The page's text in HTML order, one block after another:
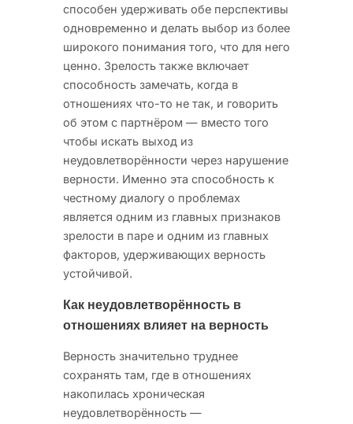
способен удерживать обе перспективы
одновременно и делать выбор из более
широкого понимания того, что для него
ценно. Зрелость также включает
способность замечать, когда в
отношениях что-то не так, и говорить
об этом с партнёром — вместо того
чтобы искать выход из
неудовлетворённости через нарушение
верности. Именно эта способность к
честному диалогу о проблемах
является одним из главных признаков
зрелости в паре и одним из главных
факторов, удерживающих верность
устойчивой.
Как неудовлетворённость в
отношениях влияет на верность
Верность значительно труднее
сохранять там, где в отношениях
накопилась хроническая
неудовлетворённость —